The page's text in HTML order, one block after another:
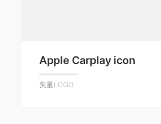
Apple Carplay icon
矢量LOGO